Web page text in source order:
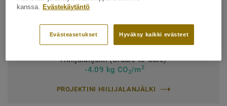
Latinankielinen nimi:Quercus Robur & Quercus Petraea
Lankku (1 tuotenumero)
Hiilijalanjälki (Cradle to Gate)
-4.09 kg CO2/m2
PROJEKTINI HIILIJALANJÄLKI
kanssa.
Evästekäytäntö
Hyväksy kaikki evästeet
Evästeasetukset